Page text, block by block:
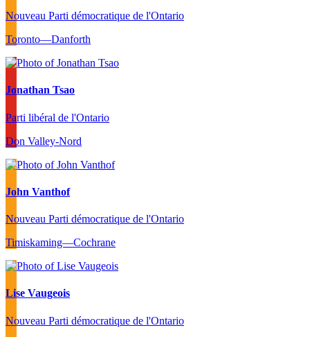
Nouveau Parti démocratique de l'Ontario
Toronto—Danforth
Jonathan Tsao
Parti libéral de l'Ontario
Don Valley-Nord
John Vanthof
Nouveau Parti démocratique de l'Ontario
Timiskaming—Cochrane
Lise Vaugeois
Nouveau Parti démocratique de l'Ontario